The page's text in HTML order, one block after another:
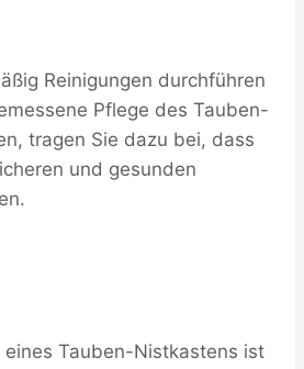
Reinigungen durchführen
Pflege des Tauben-
tragen Sie dazu bei, dass
und gesunden
eines Tauben-Nistkastens ist